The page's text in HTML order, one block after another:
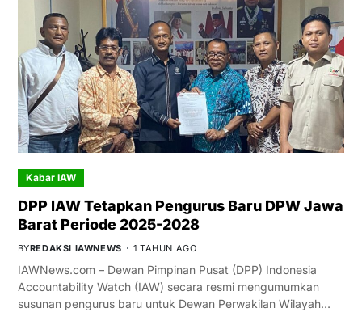
Kabar IAW
DPP IAW Tetapkan Pengurus Baru DPW Jawa
Barat Periode 2025-2028
BYREDAKSI IAWNEWS 1 TAHUN AGO
IAWNews.com – Dewan Pimpinan Pusat (DPP) Indonesia
Accountability Watch (IAW) secara resmi mengumumkan
susunan pengurus baru untuk Dewan Perwakilan Wilayah…